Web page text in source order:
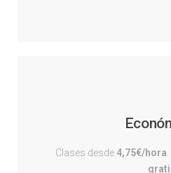
Clases desde 4,75€/hora